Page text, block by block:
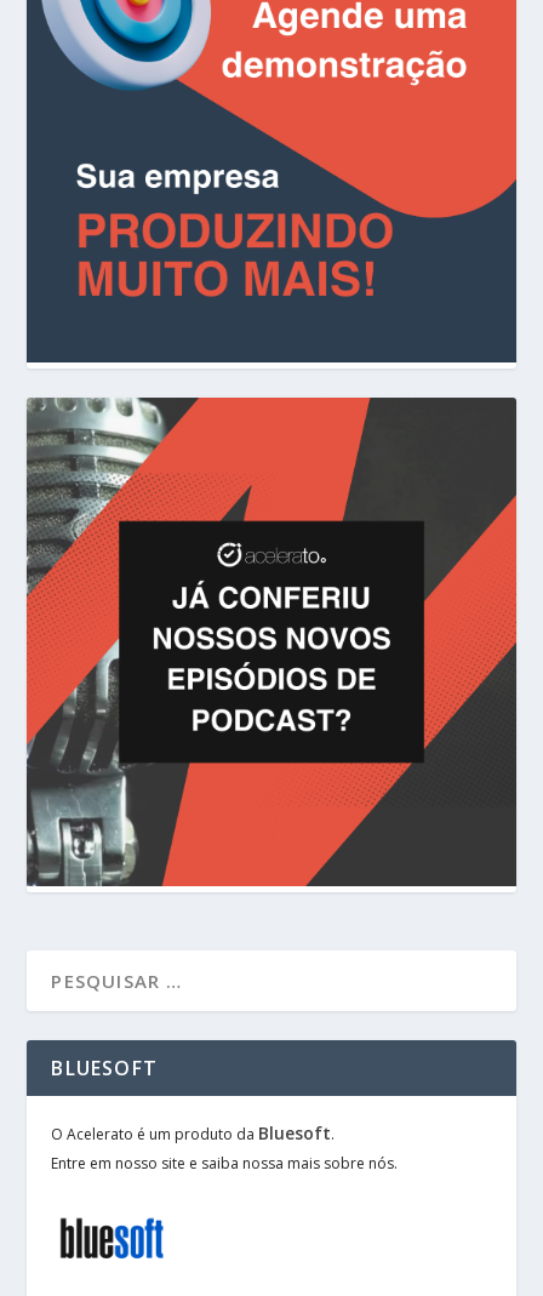
BLUESOFT
O Acelerato é um produto da Bluesoft.
Entre em nosso site e saiba nossa mais sobre nós.